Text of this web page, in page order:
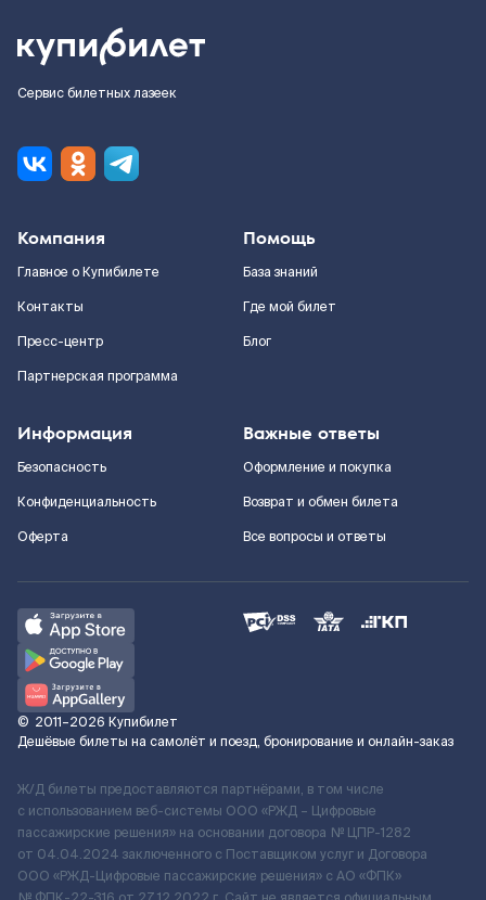
Сервис билетных лазеек
Компания
Главное о Купибилете
Контакты
Пресс-центр
Партнерская программа
Помощь
База знаний
Где мой билет
Блог
Информация
Безопасность
Конфиденциальность
Оферта
Важные ответы
Оформление и покупка
Возврат и обмен билета
Все вопросы и ответы
© 2011–2026 Купибилет
Дешёвые билеты на самолёт и поезд, бронирование и онлайн-заказ
Ж/Д билеты предоставляются партнёрами, в том числе
с использованием веб-системы ООО «РЖД – Цифровые
пассажирские решения» на основании договора № ЦПР-1282
от 04.04.2024 заключенного с Поставщиком услуг и Договора
ООО «РЖД-Цифровые пассажирские решения» c АО «ФПК»